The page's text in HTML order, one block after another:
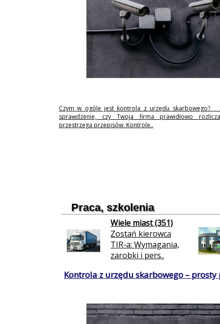
Czym w ogóle jest kontrola z urzędu skarbowego?
sprawdzenie, czy Twoja firma prawidłowo
przestrzega przepisów. Kontrole..
Praca, szkolenia
Wiele miast (351)
Zostań kierowcą
TIR-a: Wymagania,
zarobki i pers..
Kontrola z urzędu skarbowego –